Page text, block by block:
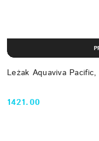
Leżak Aquaviva
Cena:
1421.00